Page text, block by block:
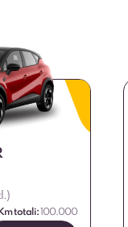
Km totali: 100.000